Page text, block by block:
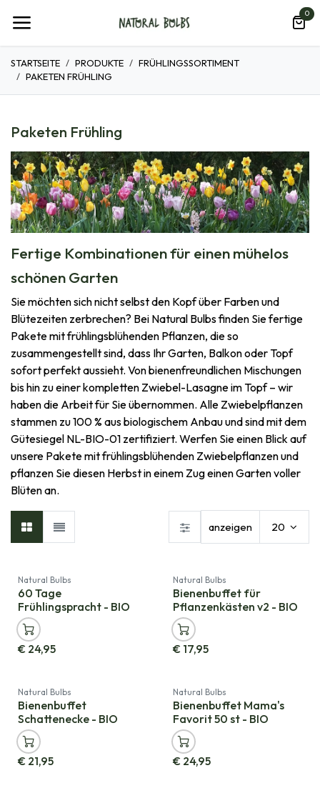
0
STARTSEITE PRODUKTE
FRÜHLINGSSORTIMENT
PAKETEN FRÜHLING
Paketen Frühling
Fertige Kombinationen für einen mühelos
schönen Garten
Sie möchten sich nicht selbst den Kopf über Farben und
Blütezeiten zerbrechen? Bei Natural Bulbs finden Sie fertige
Pakete mit frühlingsblühenden Pflanzen, die so
zusammengestellt sind, dass Ihr Garten, Balkon oder Topf
sofort perfekt aussieht. Von bienenfreundlichen Mischungen
bis hin zu einer kompletten Zwiebel-Lasagne im Topf – wir
haben die Arbeit für Sie übernommen. Alle Zwiebelpflanzen
stammen zu 100 % aus biologischem Anbau und sind mit dem
Gütesiegel NL-BIO-01 zertifiziert. Werfen Sie einen Blick auf
unsere Pakete mit frühlingsblühenden Zwiebelpflanzen und
pflanzen Sie diesen Herbst in einem Zug einen Garten voller
Blüten an.
anzeigen 20
Natural Bulbs
60 Tage
Frühlingspracht - BIO
€ 24,95
Natural Bulbs
Bienenbuffet für
Pflanzenkästen v2 - BIO
€ 17,95
Natural Bulbs
Bienenbuffet
Schattenecke - BIO
€ 21,95
Natural Bulbs
Bienenbuffet Mama's
Favorit 50 st - BIO
€ 24,95